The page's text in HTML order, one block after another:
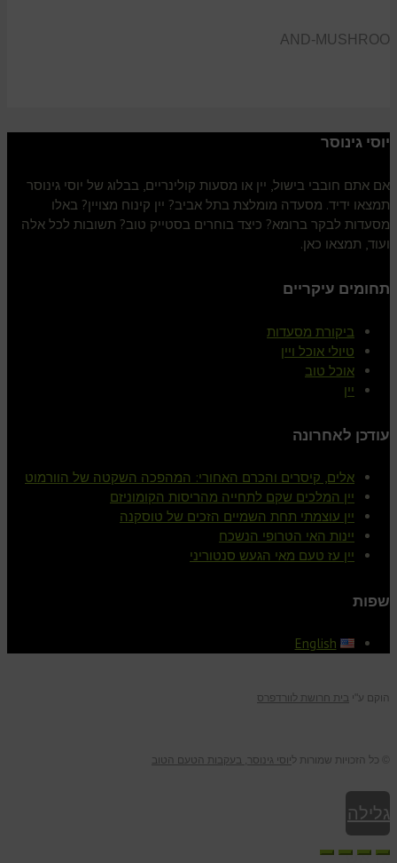
AND-MUSHROO
יוסי גינוסר
אם אתם חובבי בישול, יין או מסעות קולינריים, בבלוג של יוסי גינוסר
תמצאו ידיד. מסעדה מומלצת בתל אביב? יין קינוח מצויין? באלו
מסעדות לבקר ברומא? כיצד בוחרים בסטייק טוב? תשובות לכל אלה
ועוד, תמצאו כאן.
תחומים עיקריים
ביקורת מסעדות
טיולי אוכל ויין
אוכל טוב
יין
עודכן לאחרונה
אלים, קיסרים והכרם האחורי: המהפכה השקטה של הוורמוט
יין המלכים שקם לתחייה מהריסות הקומוניזם
יין עוצמתי תחת השמיים הזכים של טוסקנה
יינות האי הטרופי הנשכח
יין עז טעם מאי הגעש סנטוריני
שפות
English
הוקם ע"י בית חרושת לוורדפרס
© כל הזכויות שמורות ליוסי גינוסר, בעקבות הטעם הטוב
גלילה
לראש